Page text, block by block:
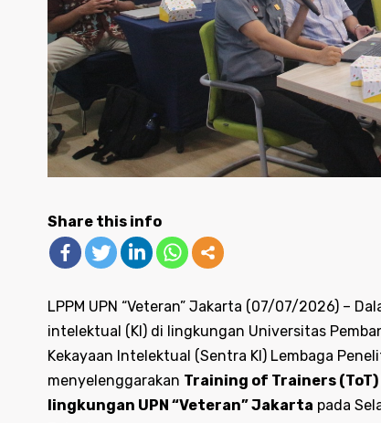
Share this info
LPPM UPN “Veteran” Jakarta (07/07/2026) –
intelektual (KI) di lingkungan Universitas
Kekayaan Intelektual (Sentra KI) Lembaga
menyelenggarakan Training of Trainers
lingkungan UPN “Veteran” Jakarta pada